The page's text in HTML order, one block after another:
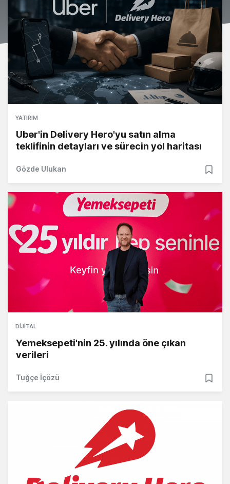
YATIRIM
Uber'in Delivery Hero'yu satın alma
teklifinin detayları ve sürecin yol haritası
Gözde Ulukan
DIJITAL
Yemeksepeti'nin 25. yılında öne çıkan
verileri
Tuğçe İçözü